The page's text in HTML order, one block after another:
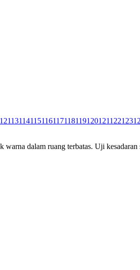
113114115116117118119120121122123
dalam ruang terbatas. Uji